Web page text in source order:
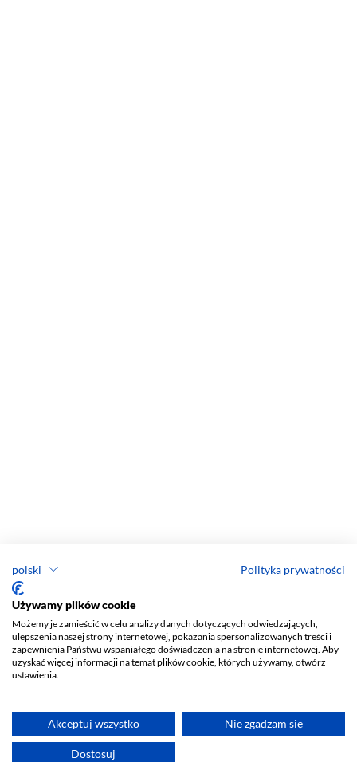
polski Polityka prywatności
Używamy plików cookie
Możemy je zamieścić w celu analizy danych dotyczących odwiedzających,
ulepszenia naszej strony internetowej, pokazania spersonalizowanych treści i
zapewnienia Państwu wspaniałego doświadczenia na stronie internetowej. Aby
uzyskać więcej informacji na temat plików cookie, których używamy, otwórz
ustawienia.
Akceptuj wszystko Nie zgadzam się
Dostosuj